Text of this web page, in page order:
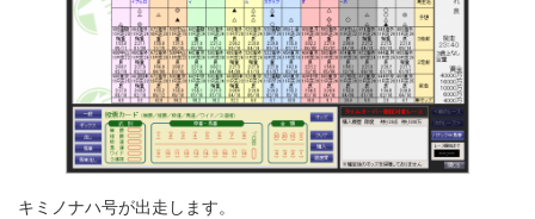
キミノナハ号が出走します。